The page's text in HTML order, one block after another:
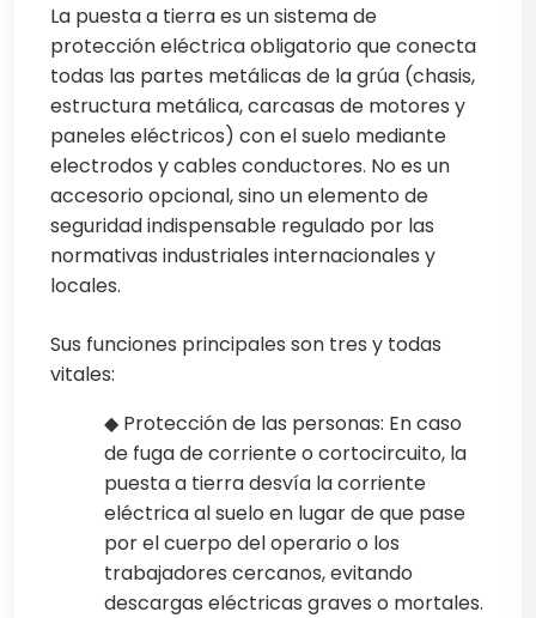
La puesta a tierra es un sistema de
protección eléctrica obligatorio que conecta
todas las partes metálicas de la grúa (chasis,
estructura metálica, carcasas de motores y
paneles eléctricos) con el suelo mediante
electrodos y cables conductores. No es un
accesorio opcional, sino un elemento de
seguridad indispensable regulado por las
normativas industriales internacionales y
locales.
Sus funciones principales son tres y todas
vitales:
◆ Protección de las personas: En caso
de fuga de corriente o cortocircuito, la
puesta a tierra desvía la corriente
eléctrica al suelo en lugar de que pase
por el cuerpo del operario o los
trabajadores cercanos, evitando
descargas eléctricas graves o mortales.